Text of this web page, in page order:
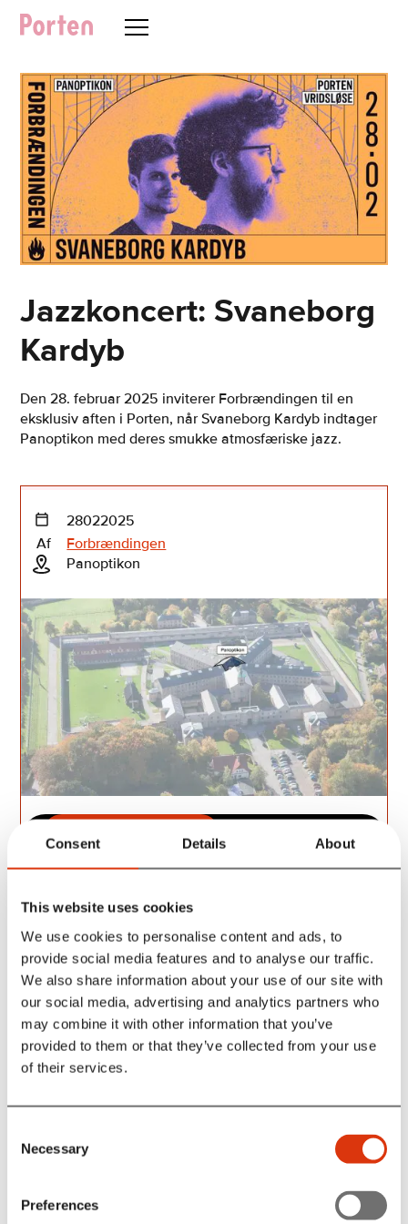
Consent Details About
This website uses cookies
We use cookies to personalise content and ads, to
provide social media features and to analyse our traffic.
We also share information about your use of our site with
our social media, advertising and analytics partners who
may combine it with other information that you’ve
provided to them or that they’ve collected from your use
of their services.
Selection
Necessary
Preferences
Jazzkoncert: Svaneborg
Kardyb
Den 28. februar 2025 inviterer Forbrændingen til en
eksklusiv aften i Porten, når Svaneborg Kardyb indtager
Panoptikon med deres smukke atmosfæriske jazz.
28022025
Af
Forbrændingen
Panoptikon
Døre: 20:00
Show: 21:00
_____________
Svaneborg Kardyb udspringer fra Aalborg i Nordjylland,
hvor de første gang mødtes i 2013, og hvor de allerede
dengang diskuterede idéen om at starte en duo.
Seks år skulle der dog gå, før projektet blev realiseret.
dem en masse plads at fylde ud eller lade stå tomt:
sammenspillet. Vi kommer fra ret forskellige musikalske
baggrunde; Nikolaj fra Skandinavisk Jazz og Jonas fra